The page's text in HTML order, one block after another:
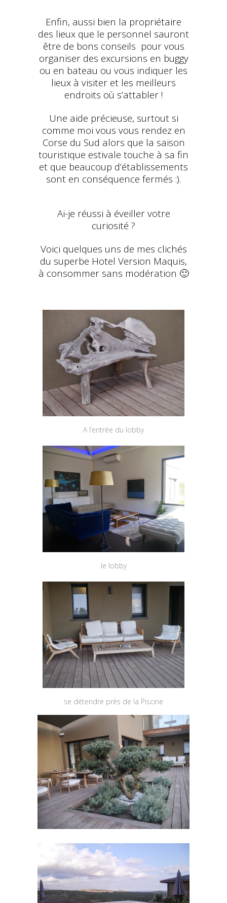
Enfin, aussi bien la propriétaire
des lieux que le personnel sauront
être de bons conseils pour vous
organiser des excursions en buggy
ou en bateau ou vous indiquer les
lieux à visiter et les meilleurs
endroits où s’attabler !
Une aide précieuse, surtout si
comme moi vous vous rendez en
Corse du Sud alors que la saison
touristique estivale touche à sa fin
et que beaucoup d’établissements
sont en conséquence fermés :).
Ai-je réussi à éveiller votre
curiosité ?
Voici quelques uns de mes clichés
du superbe Hotel Version Maquis,
à consommer sans modération 🙂
A l’entrée du lobby
le lobby
se détendre près de la Piscine